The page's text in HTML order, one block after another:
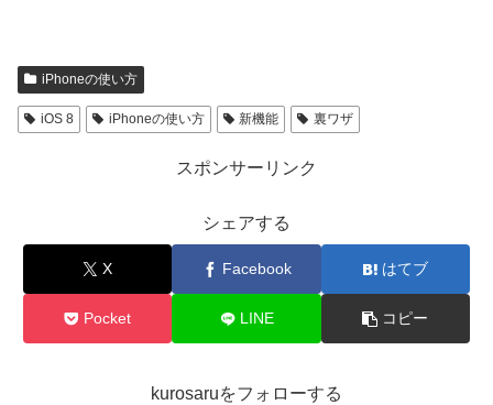
iPhoneの使い方
iOS 8 iPhoneの使い方 新機能 裏ワザ
スポンサーリンク
シェアする
X Facebook はてブ
Pocket LINE コピー
kurosaruをフォローする